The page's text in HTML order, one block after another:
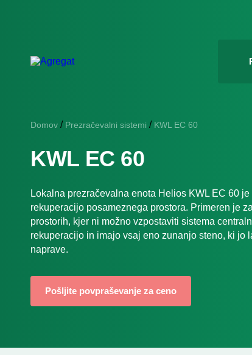
Domov / Prezračevalni sistemi / KWL EC 60
KWL EC 60
Lokalna prezračevalna enota Helios KWL EC 60
rekuperacijo posameznega prostora. Primeren je
prostorih, kjer ni možno vzpostaviti sistema
rekuperacijo in imajo vsaj eno zunanjo steno, ki jo
naprave.
Pošljite povpraševanje za ceno